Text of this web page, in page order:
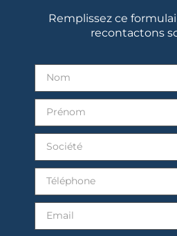
Remplissez ce
recontactons